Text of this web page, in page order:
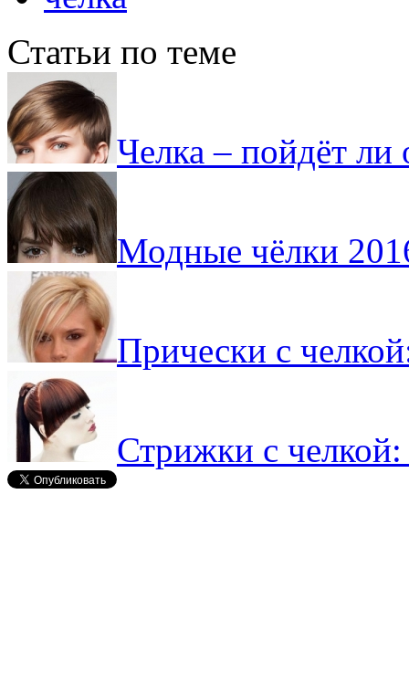
Статьи по теме
Челка – пойдёт ли
Модные чёлки
Прически с
Стрижки с